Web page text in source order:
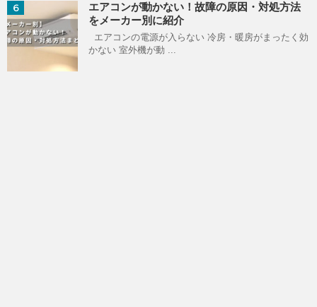
6
エアコンが動かない！故障の原因・対処方法
をメーカー別に紹介
エアコンの電源が入らない 冷房・暖房がまったく効
かない 室外機が動 ...